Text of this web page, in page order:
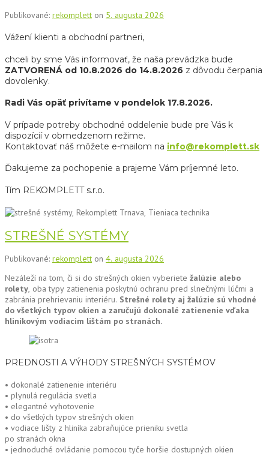
Publikované: rekomplett on 5. augusta 2026
Vážení klienti a obchodní partneri,
chceli by sme Vás informovať, že naša prevádzka bude
ZATVORENÁ od 10.8.2026 do 14.8.2026 z dôvodu čerpania
dovolenky.
Radi Vás opäť privítame v pondelok 17.8.2026.
V prípade potreby obchodné oddelenie bude pre Vás k
dispozícií v obmedzenom režime.
Kontaktovať náš môžete e-mailom na info@rekomplett.sk
Ďakujeme za pochopenie a prajeme Vám príjemné leto.
Tím REKOMPLETT s.r.o.
STREŠNÉ SYSTÉMY
Publikované: rekomplett on 4. augusta 2026
Nezáleží na tom, či si do strešných okien vyberiete žalúzie alebo
rolety, oba typy zatienenia poskytnú ochranu pred slnečnými lúčmi a
zabránia prehrievaniu interiéru. Strešné rolety aj žalúzie sú vhodné
do všetkých typov okien a zaručujú dokonalé zatienenie vďaka
hliníkovým vodiacim lištám po stranách.
PREDNOSTI A VÝHODY STREŠNÝCH SYSTÉMOV
• dokonalé zatienenie interiéru
• plynulá regulácia svetla
• elegantné vyhotovenie
• do všetkých typov strešných okien
• vodiace lišty z hliníka zabraňujúce prieniku svetla
po stranách okna
• jednoduché ovládanie pomocou tyče horšie dostupných okien